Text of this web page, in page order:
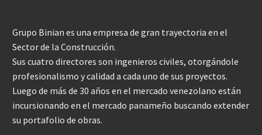
Grupo Binian es una empresa de gran trayectoria en el
Sector de la Construcción.
Sus cuatro directores son ingenieros civiles, otorgándole
profesionalismo y calidad a cada uno de sus proyectos.
Luego de más de 30 años en el mercado venezolano están
incursionando en el mercado panameño buscando extender
su portafolio de obras.